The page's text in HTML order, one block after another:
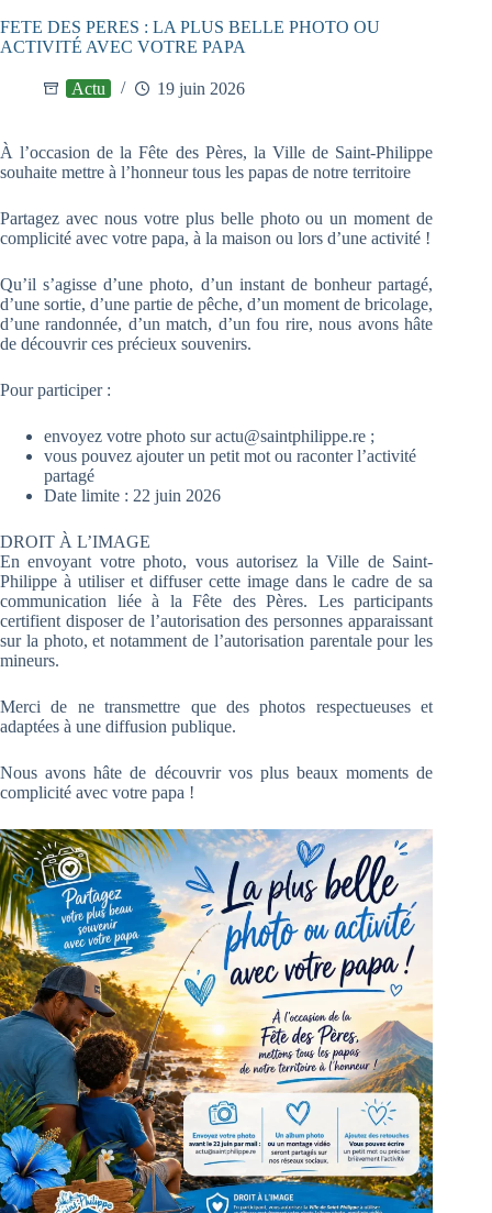
FETE DES PERES : LA PLUS BELLE PHOTO OU
ACTIVITÉ AVEC VOTRE PAPA
Actu 19 juin 2026
À l’occasion de la Fête des Pères, la Ville de Saint-Philippe
souhaite mettre à l’honneur tous les papas de notre territoire
Partagez avec nous votre plus belle photo ou un moment de
complicité avec votre papa, à la maison ou lors d’une activité !
Qu’il s’agisse d’une photo, d’un instant de bonheur partagé,
d’une sortie, d’une partie de pêche, d’un moment de bricolage,
d’une randonnée, d’un match, d’un fou rire, nous avons hâte
de découvrir ces précieux souvenirs.
Pour participer :
envoyez votre photo sur actu@saintphilippe.re ;
vous pouvez ajouter un petit mot ou raconter l’activité
partagé
Date limite : 22 juin 2026
DROIT À L’IMAGE
En envoyant votre photo, vous autorisez la Ville de Saint-
Philippe à utiliser et diffuser cette image dans le cadre de sa
communication liée à la Fête des Pères. Les participants
certifient disposer de l’autorisation des personnes apparaissant
sur la photo, et notamment de l’autorisation parentale pour les
mineurs.
Merci de ne transmettre que des photos respectueuses et
adaptées à une diffusion publique.
Nous avons hâte de découvrir vos plus beaux moments de
complicité avec votre papa !